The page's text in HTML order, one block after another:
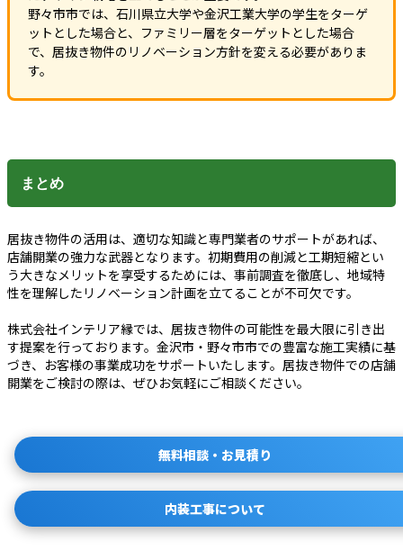
野々市市では、石川県立大学や金沢工業大学の学生をターゲ
ットとした場合と、ファミリー層をターゲットとした場合
で、居抜き物件のリノベーション方針を変える必要がありま
す。
まとめ
居抜き物件の活用は、適切な知識と専門業者のサポートがあれば、
店舗開業の強力な武器となります。初期費用の削減と工期短縮とい
う大きなメリットを享受するためには、事前調査を徹底し、地域特
性を理解したリノベーション計画を立てることが不可欠です。
株式会社インテリア縁では、居抜き物件の可能性を最大限に引き出
す提案を行っております。金沢市・野々市市での豊富な施工実績に基
づき、お客様の事業成功をサポートいたします。居抜き物件での店舗
開業をご検討の際は、ぜひお気軽にご相談ください。
無料相談・お見積り
内装工事について